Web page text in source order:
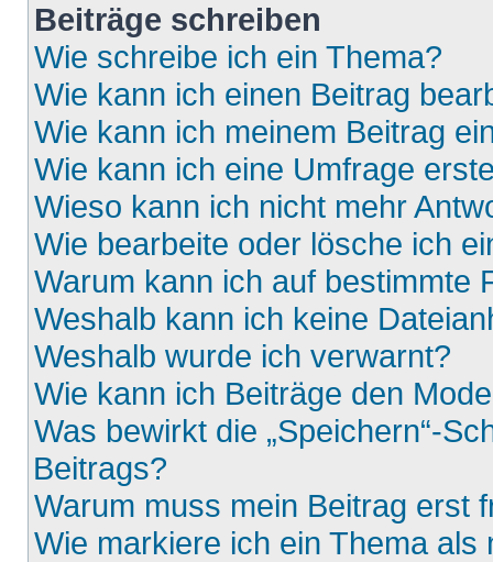
Beiträge schreiben
Wie schreibe ich ein Thema?
Wie kann ich einen Beitrag
Wie kann ich meinem Beitrag
Wie kann ich eine Umfrage
Wieso kann ich nicht mehr
Wie bearbeite oder lösche ich
Warum kann ich auf bestimmte
Weshalb kann ich keine
Weshalb wurde ich verwarnt?
Wie kann ich Beiträge den
Was bewirkt die „Speichern“-
Beitrags?
Warum muss mein Beitrag erst
Wie markiere ich ein Thema als